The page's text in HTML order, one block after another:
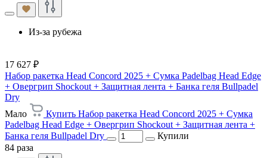
Из-за рубежа
17 627 ₽
Набор ракетка Head Concord 2025 + Сумка Padelbag Head Edge
+ Овергрип Shockout + Защитная лента + Банка геля Bullpadel
Dry
Мало
Купить Набор ракетка Head Concord 2025 + Сумка
Padelbag Head Edge + Овергрип Shockout + Защитная лента +
Банка геля Bullpadel Dry
Купили
84 раза